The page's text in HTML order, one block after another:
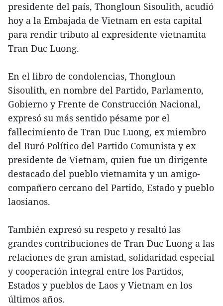
presidente del país, Thongloun Sisoulith, acudió
hoy a la Embajada de Vietnam en esta capital
para rendir tributo al expresidente vietnamita
Tran Duc Luong.
En el libro de condolencias, Thongloun
Sisoulith, en nombre del Partido, Parlamento,
Gobierno y Frente de Construcción Nacional,
expresó su más sentido pésame por el
fallecimiento de Tran Duc Luong, ex miembro
del Buró Político del Partido Comunista y ex
presidente de Vietnam, quien fue un dirigente
destacado del pueblo vietnamita y un amigo-
compañero cercano del Partido, Estado y pueblo
laosianos.
También expresó su respeto y resaltó las
grandes contribuciones de Tran Duc Luong a las
relaciones de gran amistad, solidaridad especial
y cooperación integral entre los Partidos,
Estados y pueblos de Laos y Vietnam en los
últimos años.